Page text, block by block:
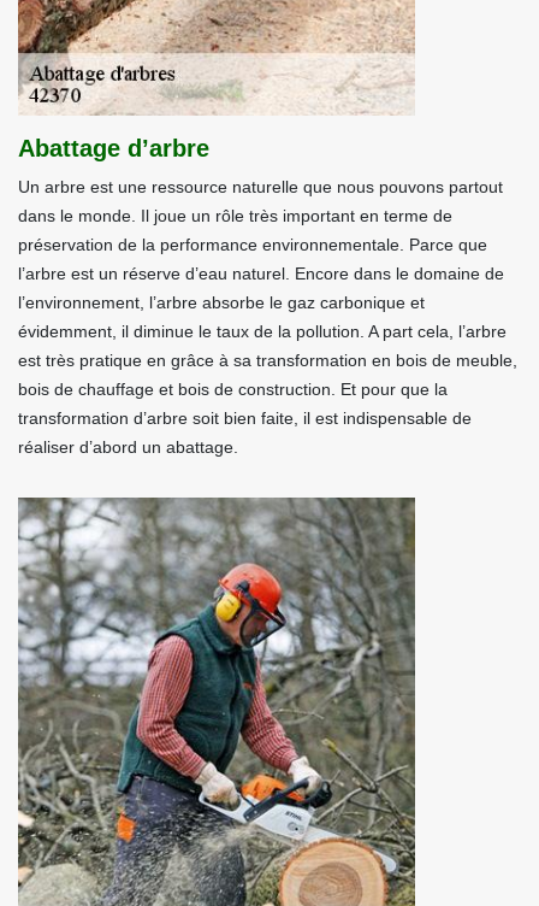
Abattage d’arbre
Un arbre est une ressource naturelle que nous pouvons partout
dans le monde. Il joue un rôle très important en terme de
préservation de la performance environnementale. Parce que
l’arbre est un réserve d’eau naturel. Encore dans le domaine de
l’environnement, l’arbre absorbe le gaz carbonique et
évidemment, il diminue le taux de la pollution. A part cela, l’arbre
est très pratique en grâce à sa transformation en bois de meuble,
bois de chauffage et bois de construction. Et pour que la
transformation d’arbre soit bien faite, il est indispensable de
réaliser d’abord un abattage.